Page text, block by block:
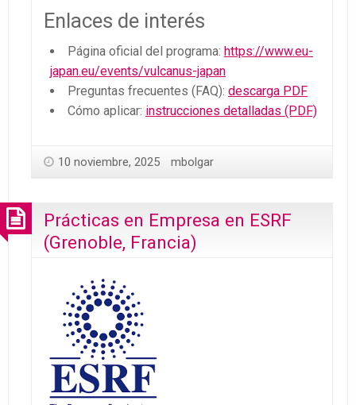
Enlaces de interés
Página oficial del programa: https://www.eu-
japan.eu/events/vulcanus-japan
Preguntas frecuentes (FAQ): descarga PDF
Cómo aplicar: instrucciones detalladas (PDF)
10 noviembre, 2025 mbolgar
Prácticas en Empresa en ESRF
(Grenoble, Francia)